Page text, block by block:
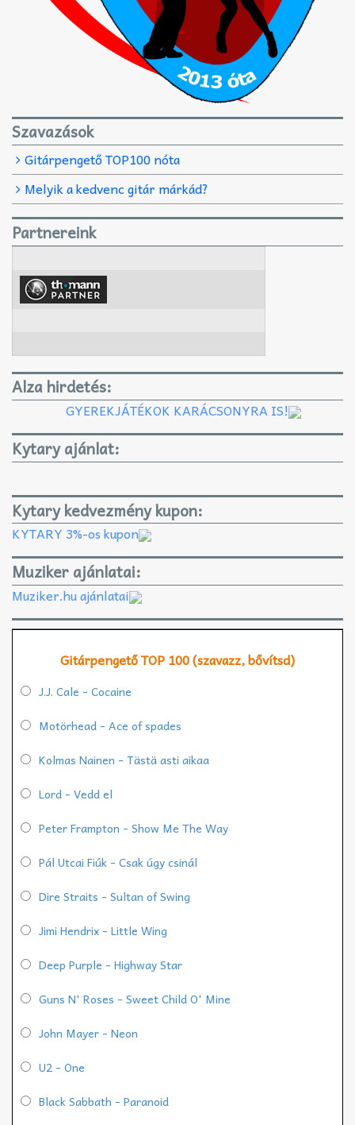
Szavazások
Gitárpengető TOP100 nóta
Melyik a kedvenc gitár márkád?
Partnereink
Alza hirdetés:
GYEREKJÁTÉKOK KARÁCSONYRA IS!
Kytary ajánlat:
Kytary kedvezmény kupon:
KYTARY 3%-os kupon
Muziker ajánlatai:
Muziker.hu ajánlatai
Gitárpengető TOP 100 (szavazz, bővítsd)
J.J. Cale - Cocaine
Motörhead - Ace of spades
Kolmas Nainen - Tästä asti aikaa
Lord - Vedd el
Peter Frampton - Show Me The Way
Pál Utcai Fiúk - Csak úgy csinál
Dire Straits - Sultan of Swing
Jimi Hendrix - Little Wing
Deep Purple - Highway Star
Guns N' Roses - Sweet Child O' Mine
John Mayer - Neon
U2 - One
Black Sabbath - Paranoid